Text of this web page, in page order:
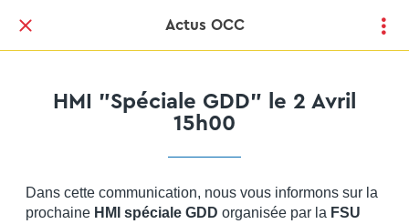
Actus OCC
HMI "Spéciale GDD" le 2 Avril
15h00
Dans cette communication, nous vous informons sur la
prochaine HMI spéciale GDD organisée par la FSU